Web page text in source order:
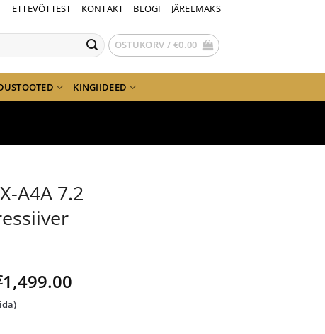
ETTEVÕTTEST KONTAKT BLOGI JÄRELMAKS
OSTUKORV / €0.00
KINGIIDEED
A4A 7.2
1,499.00Current
kodukinoressiiver kogus